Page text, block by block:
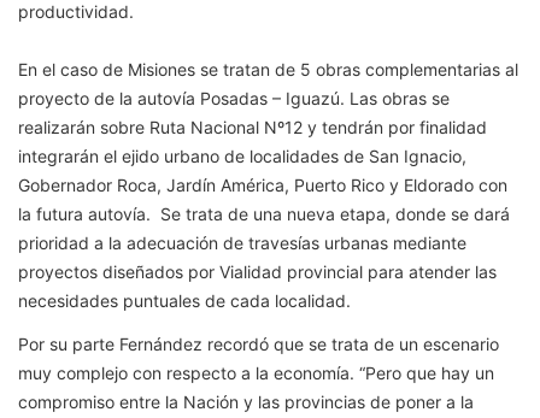
productividad.
En el caso de Misiones se tratan de 5 obras complementarias al
proyecto de la autovía Posadas – Iguazú. Las obras se
realizarán sobre Ruta Nacional Nº12 y tendrán por finalidad
integrarán el ejido urbano de localidades de San Ignacio,
Gobernador Roca, Jardín América, Puerto Rico y Eldorado con
la futura autovía. Se trata de una nueva etapa, donde se dará
prioridad a la adecuación de travesías urbanas mediante
proyectos diseñados por Vialidad provincial para atender las
necesidades puntuales de cada localidad.
Por su parte Fernández recordó que se trata de un escenario
muy complejo con respecto a la economía. “Pero que hay un
compromiso entre la Nación y las provincias de poner a la